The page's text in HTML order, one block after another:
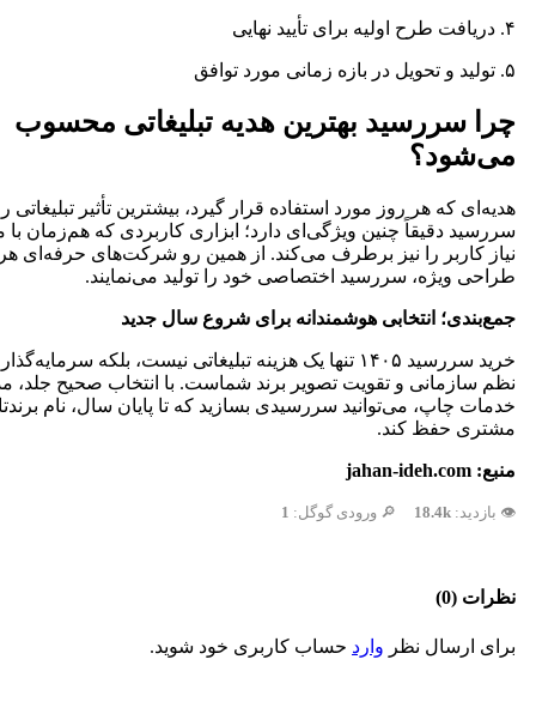
۴. دریافت طرح اولیه برای تأیید نهایی
۵. تولید و تحویل در بازه زمانی مورد توافق
چرا سررسید بهترین هدیه تبلیغاتی محسوب
می‌شود؟
هدیه‌ای که هر روز مورد استفاده قرار گیرد، بیشترین تأثیر تبلیغاتی
سررسید دقیقاً چنین ویژگی‌ای دارد؛ ابزاری کاربردی که هم‌زمان با
نیاز کاربر را نیز برطرف می‌کند. از همین رو شرکت‌های حرفه‌ای
طراحی ویژه، سررسید اختصاصی خود را تولید می‌نمایند.
جمع‌بندی؛ انتخابی هوشمندانه برای شروع سال جدید
خرید سررسید ۱۴۰۵ تنها یک هزینه تبلیغاتی نیست، بلکه
نظم سازمانی و تقویت تصویر برند شماست. با انتخاب صحیح جلد،
خدمات چاپ، می‌توانید سررسیدی بسازید که تا پایان سال، نام
مشتری حفظ کند.
منبع: jahan‑ideh.com
👁️ بازدید: 18.4k 🔎 ورودی گوگل: 1
نظرات (0)
برای ارسال نظر وارد حساب کاربری خود شوید.